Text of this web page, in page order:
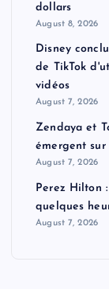
dollars
August 8, 2026
Disney
de TikTok
vidéos
August 7, 2026
Zendaya et
émergent
August 7, 2026
Perez Hilton
quelques
August 7, 2026